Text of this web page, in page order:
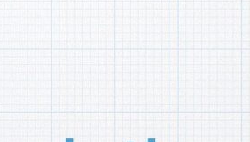
ス